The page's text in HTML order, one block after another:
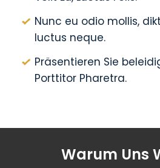
Nunc eu odio mollis,
luctus neque.
Präsentieren Sie
Porttitor Pharetra.
Warum Uns